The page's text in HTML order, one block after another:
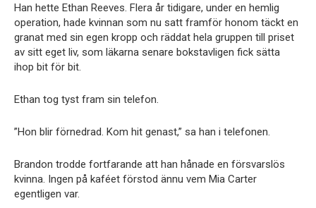
Han hette Ethan Reeves. Flera år tidigare, under en hemlig
operation, hade kvinnan som nu satt framför honom täckt en
granat med sin egen kropp och räddat hela gruppen till priset
av sitt eget liv, som läkarna senare bokstavligen fick sätta
ihop bit för bit.
Ethan tog tyst fram sin telefon.
”Hon blir förnedrad. Kom hit genast,” sa han i telefonen.
Brandon trodde fortfarande att han hånade en försvarslös
kvinna. Ingen på kaféet förstod ännu vem Mia Carter
egentligen var.